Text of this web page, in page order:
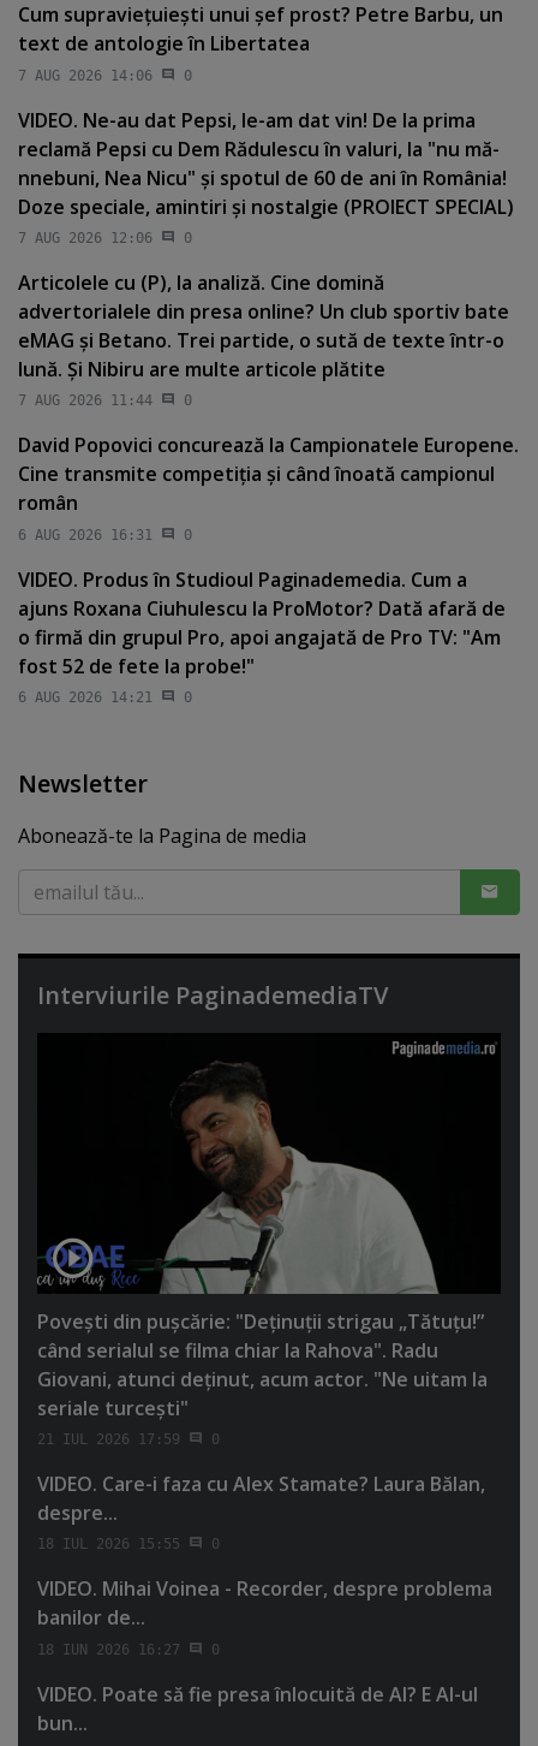
Cum supravieţuieşti unui şef prost? Petre Barbu, un
text de antologie în Libertatea
7 AUG 2026 14:06 0
VIDEO. Ne-au dat Pepsi, le-am dat vin! De la prima
reclamă Pepsi cu Dem Rădulescu în valuri, la "nu mă-
nnebuni, Nea Nicu" şi spotul de 60 de ani în România!
Doze speciale, amintiri şi nostalgie (PROIECT SPECIAL)
7 AUG 2026 12:06 0
Articolele cu (P), la analiză. Cine domină
advertorialele din presa online? Un club sportiv bate
eMAG şi Betano. Trei partide, o sută de texte într-o
lună. Şi Nibiru are multe articole plătite
7 AUG 2026 11:44 0
David Popovici concurează la Campionatele Europene.
Cine transmite competiţia şi când înoată campionul
român
6 AUG 2026 16:31 0
VIDEO. Produs în Studioul Paginademedia. Cum a
ajuns Roxana Ciuhulescu la ProMotor? Dată afară de
o firmă din grupul Pro, apoi angajată de Pro TV: "Am
fost 52 de fete la probe!"
6 AUG 2026 14:21 0
Newsletter
Abonează-te la Pagina de media
Interviurile PaginademediaTV
Poveşti din puşcărie: "Deţinuţii strigau „Tătuţu!”
când serialul se filma chiar la Rahova". Radu
Giovani, atunci deţinut, acum actor. "Ne uitam la
seriale turceşti"
21 IUL 2026 17:59 0
VIDEO. Care-i faza cu Alex Stamate? Laura Bălan,
despre...
18 IUL 2026 15:55 0
VIDEO. Mihai Voinea - Recorder, despre problema
banilor de...
18 IUN 2026 16:27 0
VIDEO. Poate să fie presa înlocuită de AI? E AI-ul
bun...